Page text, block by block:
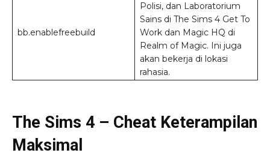
bb.enablefreebuild
Polisi, dan Laboratorium
Sains di The Sims 4 Get To
Work dan Magic HQ di
Realm of Magic. Ini juga
akan bekerja di lokasi
rahasia.
The Sims 4 – Cheat Keterampilan
Maksimal